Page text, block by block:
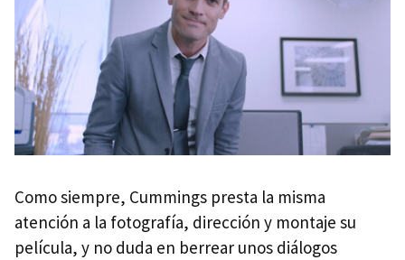
Como siempre, Cummings presta la misma
atención a la fotografía, dirección y montaje su
película, y no duda en berrear unos diálogos